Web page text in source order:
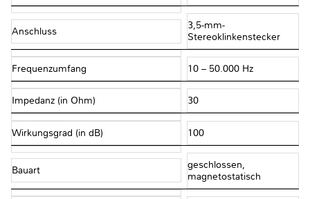
Anschluss
3,5-mm-
Stereoklinkenstecker
Frequenzumfang 10 – 50.000 Hz
Impedanz (in Ohm) 30
Wirkungsgrad (in dB) 100
Bauart
geschlossen,
magnetostatisch